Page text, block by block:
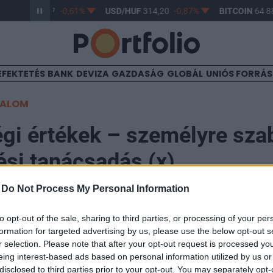
Do Not Process My Personal Information
opt-out of the sale, sharing to third parties, or processing of your
for targeted advertising by us, please use the below opt-out
selection. Please note that after your opt-out request is processed
interest-based ads based on personal information utilized by us
to third parties prior to your opt-out. You may separately
363,17 -0,61% USD/HUF 314,20 -0,87% BITCOIN64
BANK DEVIZA GAZDASÁG GLOBÁL UNIÓS
értékek – személyre
tanácsadás (x)
a tőlünk megszokott szakmai alapossággal
útvesztőjében. A Portfolio Investment Services